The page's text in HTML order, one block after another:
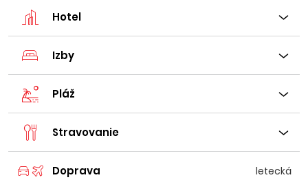
Hotel
Izby
Pláž
Stravovanie
Doprava letecká